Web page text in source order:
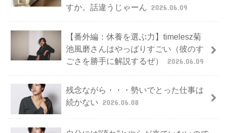
すか。話違うじゃーん 2026.06.09
【番外編：休養を選ぶ力】timelesz菊
池風磨さんはやっぱりすごい（彼のす
ごさを勝手に解説するぜ）
2026.06.09
残念ながら・・・勢いでとった仕事は
続かない 2026.06.08